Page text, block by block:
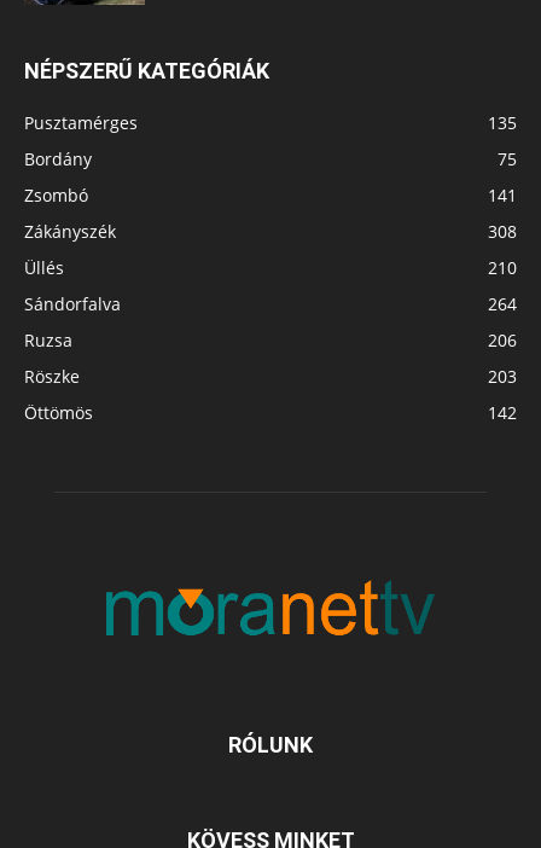
NÉPSZERŰ KATEGÓRIÁK
Pusztamérges
135
Bordány
75
Zsombó
141
Zákányszék
308
Üllés
210
Sándorfalva
264
Ruzsa
206
Röszke
203
Öttömös
142
RÓLUNK
KÖVESS MINKET